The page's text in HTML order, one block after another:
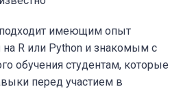
имеющим опыт
R или Python и знакомым с
обучения студентам, которые
перед участием в